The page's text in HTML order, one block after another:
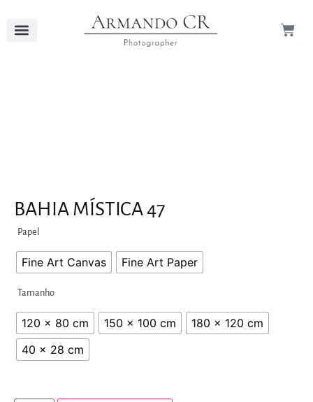
BAHIA MÍSTICA 47
Papel
Fine Art Canvas Fine Art Paper
Tamanho
120 x 80 cm 150 x 100 cm
180 x 120 cm
40 x 28 cm